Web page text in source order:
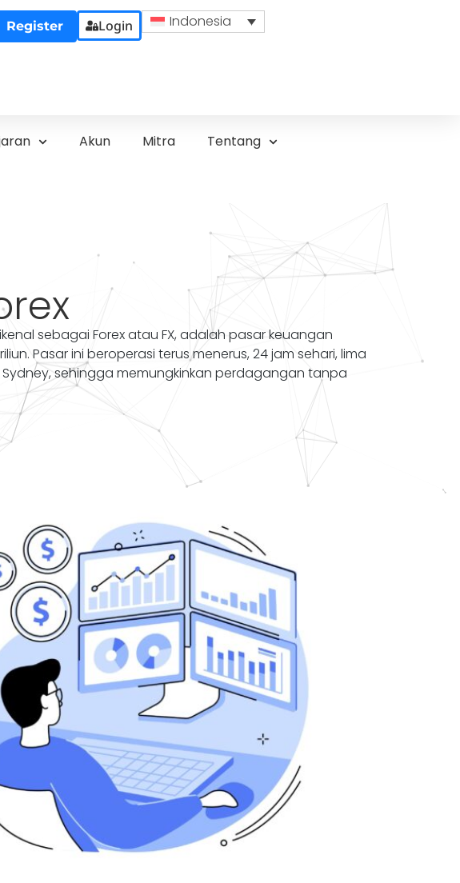
Register Login Indonesia
Akun Mitra Tentang
sebagai Forex atau FX, adalah pasar keuangan
Pasar ini beroperasi terus menerus, 24 jam sehari, lima
sehingga memungkinkan perdagangan tanpa